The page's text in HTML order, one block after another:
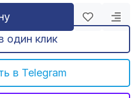
в Telegram
один клик